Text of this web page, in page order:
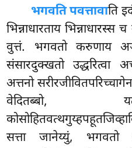
भगवति पवत्तावाति
भिन्नाधारताय
वुत्तं. भगवतो करुणाय
संसारदुक्खतो उद्धरित्वा
अत्तनो
वेदितब्बो,
सत्ता जानेय्युं,